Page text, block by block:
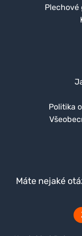
Plechové
Politika
Máte nejaké